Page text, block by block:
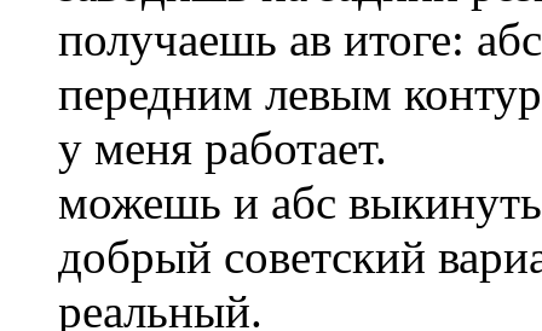
получаешь ав итоге:
передним левым
у меня работает.
можешь и абс
добрый советский
реальный.